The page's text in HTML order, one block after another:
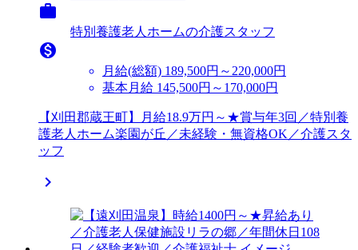

特別養護老人ホームの介護スタッフ

月給(総額) 189,500円～220,000円
基本月給 145,500円～170,000円
【刈田郡蔵王町】月給18.9万円～★賞与年3回／特別養
護老人ホーム楽園が丘／未経験・無資格OK／介護スタ
ッフ
